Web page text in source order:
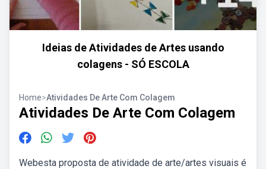
Ideias de Atividades de Artes usando
colagens - SÓ ESCOLA
Home>Atividades De Arte Com Colagem
Atividades De Arte Com Colagem
Webesta proposta de atividade de arte/artes visuais é